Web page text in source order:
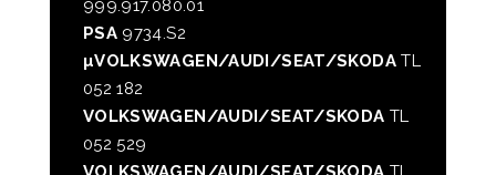
999.917.080.01
PSA 9734.S2
µVOLKSWAGEN/AUDI/SEAT/SKODATL
052 182
VOLKSWAGEN/AUDI/SEAT/SKODA TL
052 529